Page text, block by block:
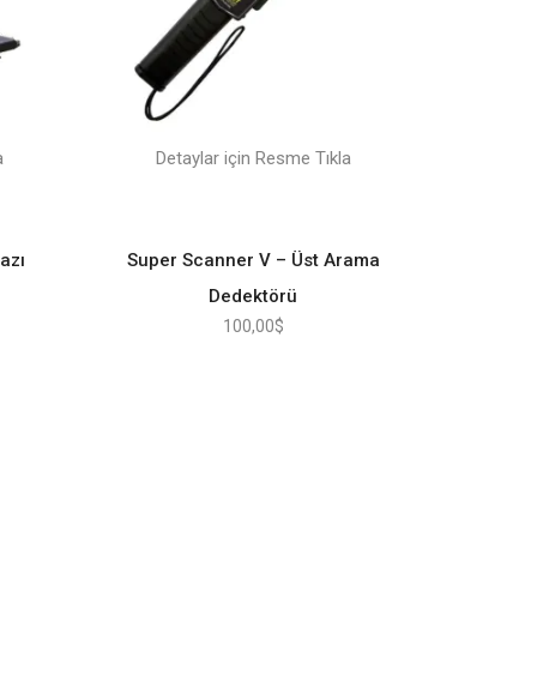
Detaylar için Resme Tıkla
Super Scanner V – Üst Arama
Dedektörü
100,00$